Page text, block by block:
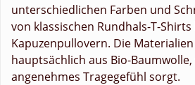
unterschiedlichen Farben und
von klassischen Rundhals-T-
Kapuzenpullovern. Die
hauptsächlich aus Bio-
angenehmes Tragegefühl sorgt.